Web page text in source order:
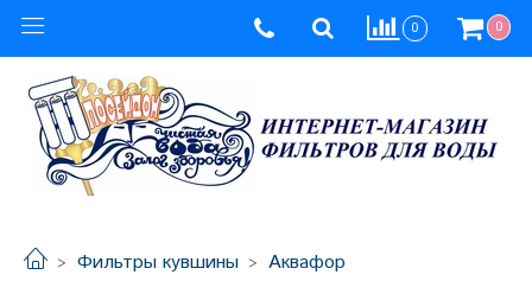
0 0
Фильтры кувшины Аквафор